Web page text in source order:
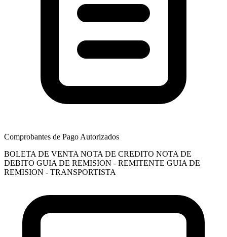
Comprobantes de Pago Autorizados
BOLETA DE VENTA NOTA DE CREDITO NOTA DE
DEBITO GUIA DE REMISION - REMITENTE GUIA DE
REMISION - TRANSPORTISTA